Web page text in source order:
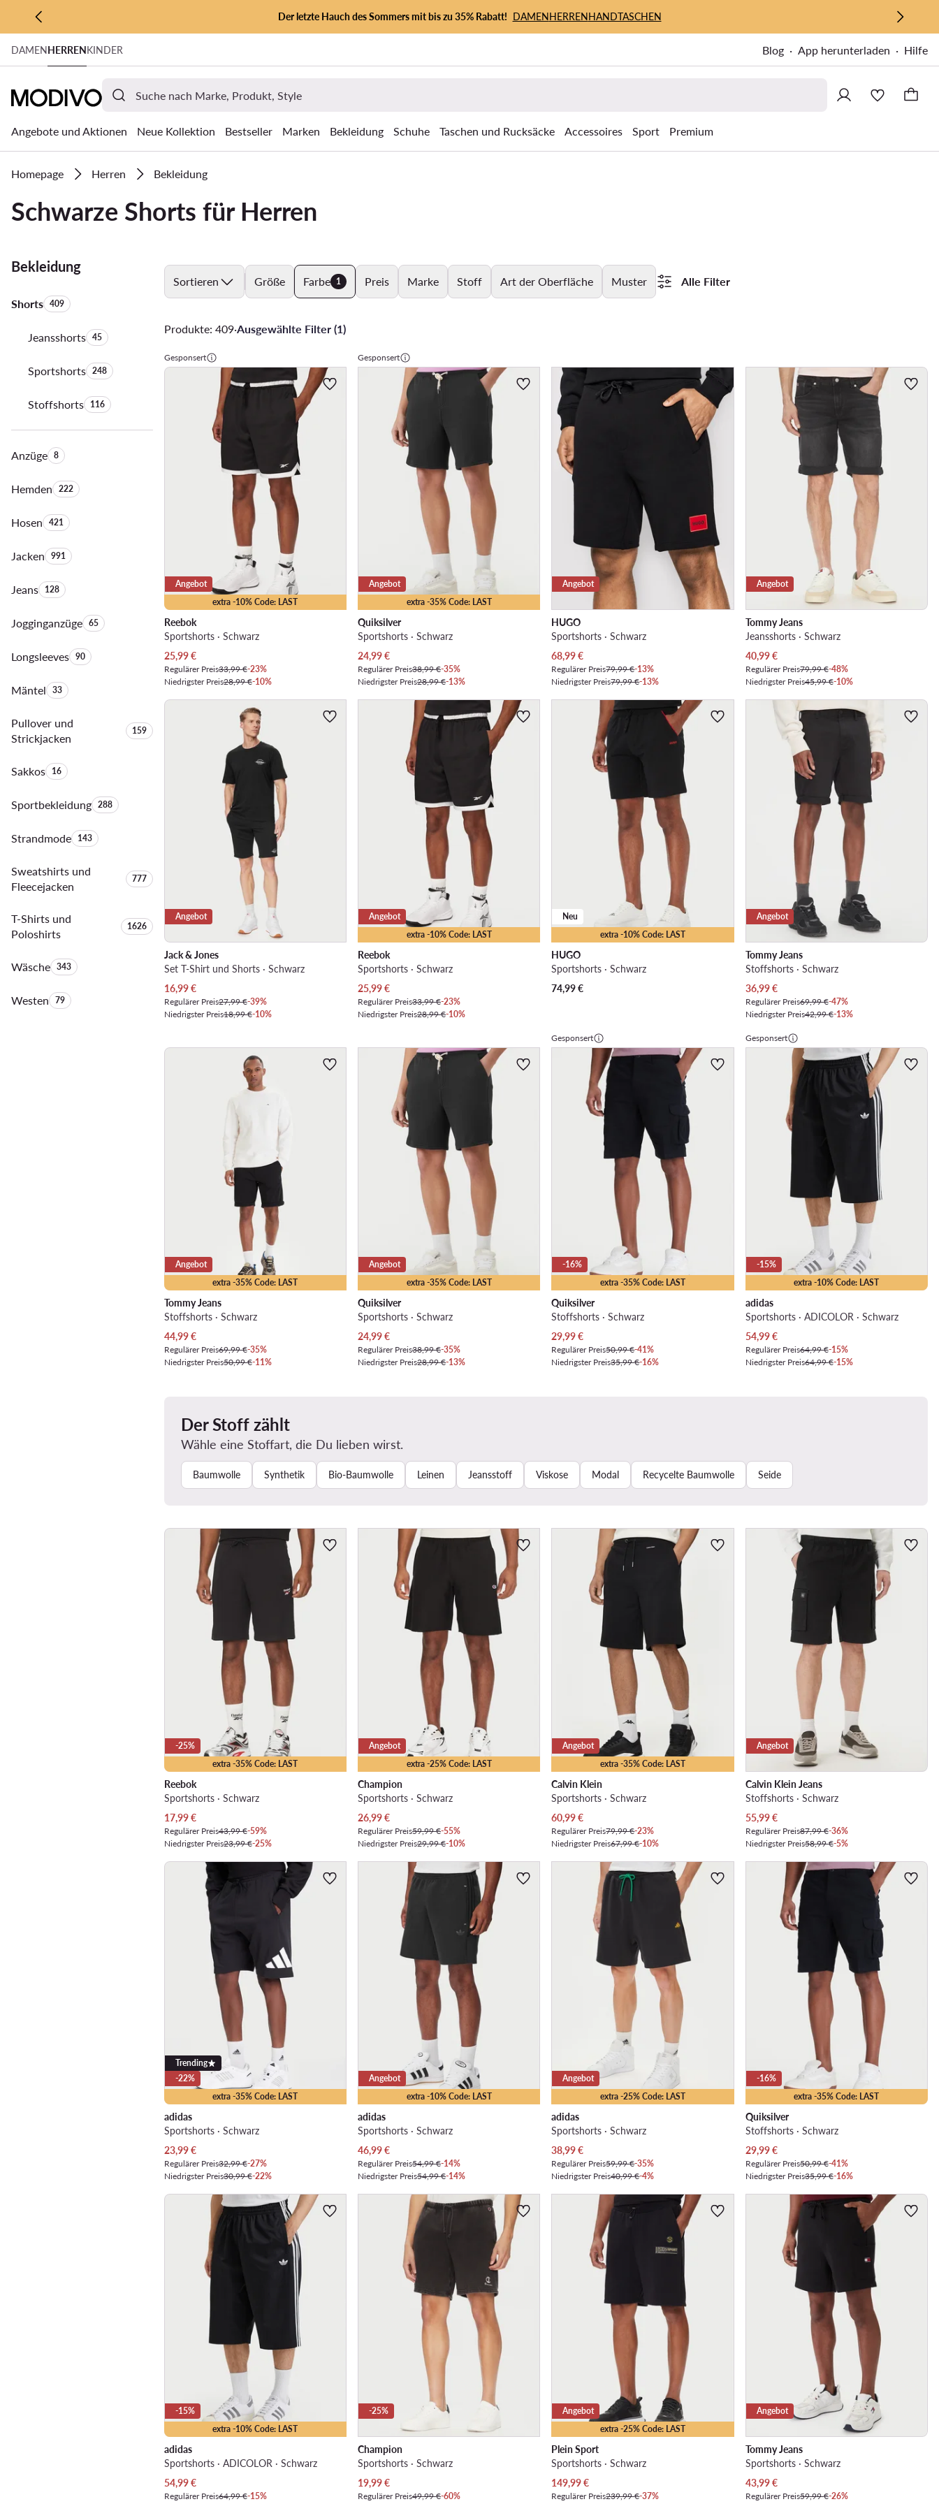
ZUM HAUPTINHALT SPRINGEN
ZUR SUCHE
Der letzte Hauch des Sommers mit bis zu 35% Rabatt! DAMENHERRENHANDTASCHEN
DAMENHERRENKINDER Blog App herunterladen Hilfe
Angebote und Aktionen Neue Kollektion Bestseller Marken Bekleidung Schuhe Taschen und Rucksäcke Accessoires Sport Premium
Homepage Herren Bekleidung
Schwarze Shorts für Herren
Bekleidung
ShortsAnzahl der Produkte:
409
JeansshortsAnzahl der Produkte:
45
SportshortsAnzahl der Produkte:
248
StoffshortsAnzahl der Produkte:
116
AnzügeAnzahl der Produkte:
8
HemdenAnzahl der Produkte:
222
HosenAnzahl der Produkte:
421
JackenAnzahl der Produkte:
991
JeansAnzahl der Produkte:
128
JogginganzügeAnzahl der Produkte:
65
LongsleevesAnzahl der Produkte:
90
MäntelAnzahl der Produkte:
33
Pullover und
Strickjacken
Anzahl der Produkte:
159
SakkosAnzahl der Produkte:
16
SportbekleidungAnzahl der Produkte:
288
StrandmodeAnzahl der Produkte:
143
Sweatshirts und
Fleecejacken
Anzahl der Produkte:
777
T-Shirts und
Poloshirts
Anzahl der Produkte:
1626
WäscheAnzahl der Produkte:
343
WestenAnzahl der Produkte:
79
Sortieren Größe Farbe 1 Preis Marke Stoff Art der Oberfläche Muster Alle Filter
Produkte: 409·Ausgewählte Filter (1)
Gesponsert
extra -10% Code: LAST
Angebot
Reebok
Sportshorts · Schwarz
Aktueller Preis
25,99€
Regulärer Preis33,99 €-23%
Niedrigster Preis28,99 €-10%
Gesponsert
extra -35% Code: LAST
Angebot
Quiksilver
Sportshorts · Schwarz
Aktueller Preis
24,99€
Regulärer Preis38,99 €-35%
Niedrigster Preis28,99 €-13%
Angebot
HUGO
Sportshorts · Schwarz
Aktueller Preis
68,99€
Regulärer Preis79,99 €-13%
Niedrigster Preis79,99 €-13%
Angebot
Tommy Jeans
Jeansshorts · Schwarz
Aktueller Preis
40,99€
Regulärer Preis79,99 €-48%
Niedrigster Preis45,99 €-10%
Angebot
Jack & Jones
Set T-Shirt und Shorts · Schwarz
Aktueller Preis
16,99€
Regulärer Preis27,99 €-39%
Niedrigster Preis18,99 €-10%
extra -10% Code: LAST
Angebot
Reebok
Sportshorts · Schwarz
Aktueller Preis
25,99€
Regulärer Preis33,99 €-23%
Niedrigster Preis28,99 €-10%
extra -10% Code: LAST
Neu
HUGO
Sportshorts · Schwarz
74,99€
Angebot
Tommy Jeans
Stoffshorts · Schwarz
Aktueller Preis
36,99€
Regulärer Preis69,99 €-47%
Niedrigster Preis42,99 €-13%
extra -35% Code: LAST
Angebot
Tommy Jeans
Stoffshorts · Schwarz
Aktueller Preis
44,99€
Regulärer Preis69,99 €-35%
Niedrigster Preis50,99 €-11%
extra -35% Code: LAST
Angebot
Quiksilver
Sportshorts · Schwarz
Aktueller Preis
24,99€
Regulärer Preis38,99 €-35%
Niedrigster Preis28,99 €-13%
Gesponsert
extra -35% Code: LAST
-16%
Quiksilver
Stoffshorts · Schwarz
Aktueller Preis
29,99€
Regulärer Preis50,99 €-41%
Niedrigster Preis35,99 €-16%
Gesponsert
extra -10% Code: LAST
-15%
adidas
Sportshorts · ADICOLOR · Schwarz
Aktueller Preis
54,99€
Regulärer Preis64,99 €-15%
Niedrigster Preis64,99 €-15%
Der Stoff zählt
Wähle eine Stoffart, die Du lieben wirst.
Baumwolle Synthetik Bio-Baumwolle Leinen Jeansstoff Viskose Modal Recycelte Baumwolle Seide
extra -35% Code: LAST
-25%
Reebok
Sportshorts · Schwarz
Aktueller Preis
17,99€
Regulärer Preis43,99 €-59%
Niedrigster Preis23,99 €-25%
extra -25% Code: LAST
Angebot
Champion
Sportshorts · Schwarz
Aktueller Preis
26,99€
Regulärer Preis59,99 €-55%
Niedrigster Preis29,99 €-10%
extra -35% Code: LAST
Angebot
Calvin Klein
Sportshorts · Schwarz
Aktueller Preis
60,99€
Regulärer Preis79,99 €-23%
Niedrigster Preis67,99 €-10%
Angebot
Calvin Klein Jeans
Stoffshorts · Schwarz
Aktueller Preis
55,99€
Regulärer Preis87,99 €-36%
Niedrigster Preis58,99 €-5%
extra -35% Code: LAST
Trending
-22%
adidas
Sportshorts · Schwarz
Aktueller Preis
23,99€
Regulärer Preis32,99 €-27%
Niedrigster Preis30,99 €-22%
extra -10% Code: LAST
Angebot
adidas
Sportshorts · Schwarz
Aktueller Preis
46,99€
Regulärer Preis54,99 €-14%
Niedrigster Preis54,99 €-14%
extra -25% Code: LAST
Angebot
adidas
Sportshorts · Schwarz
Aktueller Preis
38,99€
Regulärer Preis59,99 €-35%
Niedrigster Preis40,99 €-4%
extra -35% Code: LAST
-16%
Quiksilver
Stoffshorts · Schwarz
Aktueller Preis
29,99€
Regulärer Preis50,99 €-41%
Niedrigster Preis35,99 €-16%
extra -10% Code: LAST
-15%
adidas
Sportshorts · ADICOLOR · Schwarz
Aktueller Preis
54,99€
Regulärer Preis64,99 €-15%
-25%
Champion
Sportshorts · Schwarz
Aktueller Preis
19,99€
Regulärer Preis49,99 €-60%
extra -25% Code: LAST
Angebot
Plein Sport
Sportshorts · Schwarz
Aktueller Preis
149,99€
Regulärer Preis239,99 €-37%
Angebot
Tommy Jeans
Sportshorts · Schwarz
Aktueller Preis
43,99€
Regulärer Preis59,99 €-26%